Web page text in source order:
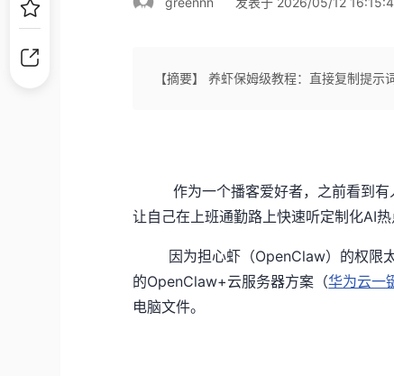
【摘要】 养虾保姆级教程：直接复制提示
作为一个播客爱好者，之前看到有人
让自己在上班通勤路上快速听定制化AI
因为担心虾（OpenClaw）的权限
的OpenClaw+云服务器方案（华为云一
电脑文件。